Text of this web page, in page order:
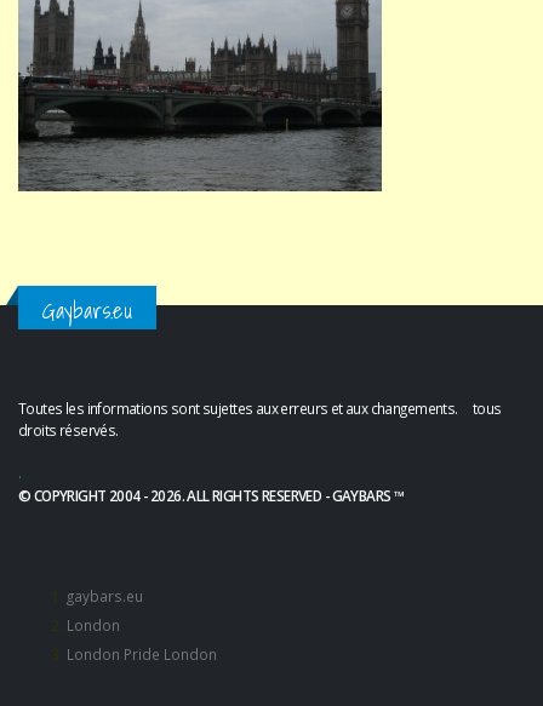
Gaybars.eu
Toutes les informations sont sujettes aux erreurs et aux changements. tous
droits réservés.
.
© COPYRIGHT 2004 - 2026. ALL RIGHTS RESERVED - GAYBARS ™
gaybars.eu
London
London Pride London